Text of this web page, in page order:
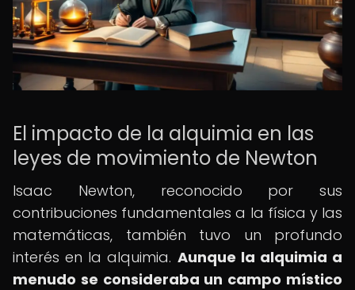
El impacto de la alquimia en las
leyes de movimiento de Newton
Isaac Newton, reconocido por sus
contribuciones fundamentales a la física y las
matemáticas, también tuvo un profundo
interés en la alquimia. Aunque la alquimia a
menudo se consideraba un campo místico